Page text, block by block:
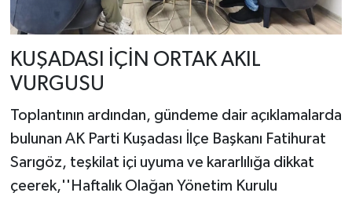
​KUŞADASI İÇİN ORTAK AKIL
VURGUSU
​Toplantının ardından, gündeme dair açıklamalarda
bulunan AK Parti Kuşadası İlçe Başkanı Fatihurat
Sarıgöz, teşkilat içi uyuma ve kararlılığa dikkat
çeerek,''Haftalık Olağan Yönetim Kurulu